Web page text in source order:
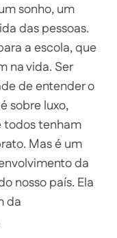
sonho, um
das pessoas.
a escola, que
na vida. Ser
de entender o
sobre luxo,
todos tenham
Mas é um
da
nosso país. Ela
da